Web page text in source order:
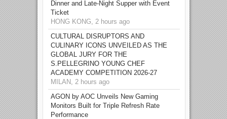
Dinner and Late-Night Supper with Event
Ticket
HONG KONG, 2 hours ago
CULTURAL DISRUPTORS AND
CULINARY ICONS UNVEILED AS THE
GLOBAL JURY FOR THE
S.PELLEGRINO YOUNG CHEF
ACADEMY COMPETITION 2026-27
MILAN, 2 hours ago
AGON by AOC Unveils New Gaming
Monitors Built for Triple Refresh Rate
Performance